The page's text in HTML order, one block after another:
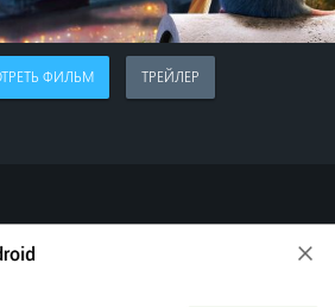
ФИЛЬМ ТРЕЙЛЕР
делитесь с друзьями